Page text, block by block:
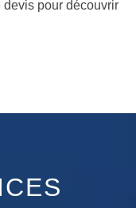
devis pour découvrir